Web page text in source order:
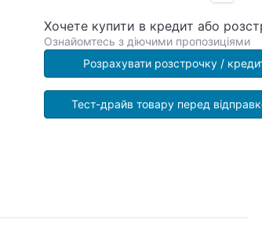
Хочете купити в кредит або
Ознайомтесь з діючими пропозиціями
Розрахувати розстрочку /
Тест-драйв товару перед